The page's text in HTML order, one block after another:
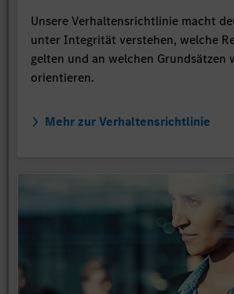
Unsere Verhaltensrichtlinie macht
unter Integrität verstehen, welche
gelten und an welchen Grundsätzen
orientieren.
Mehr zur Verhaltensrichtlinie